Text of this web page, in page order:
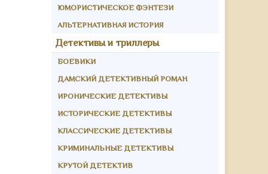
ЮМОРИСТИЧЕСКОЕ ФЭНТЕЗИ
АЛЬТЕРНАТИВНАЯ ИСТОРИЯ
Детективы и триллеры
БОЕВИКИ
ДАМСКИЙ ДЕТЕКТИВНЫЙ РОМАН
ИРОНИЧЕСКИЕ ДЕТЕКТИВЫ
ИСТОРИЧЕСКИЕ ДЕТЕКТИВЫ
КЛАССИЧЕСКИЕ ДЕТЕКТИВЫ
КРИМИНАЛЬНЫЕ ДЕТЕКТИВЫ
КРУТОЙ ДЕТЕКТИВ